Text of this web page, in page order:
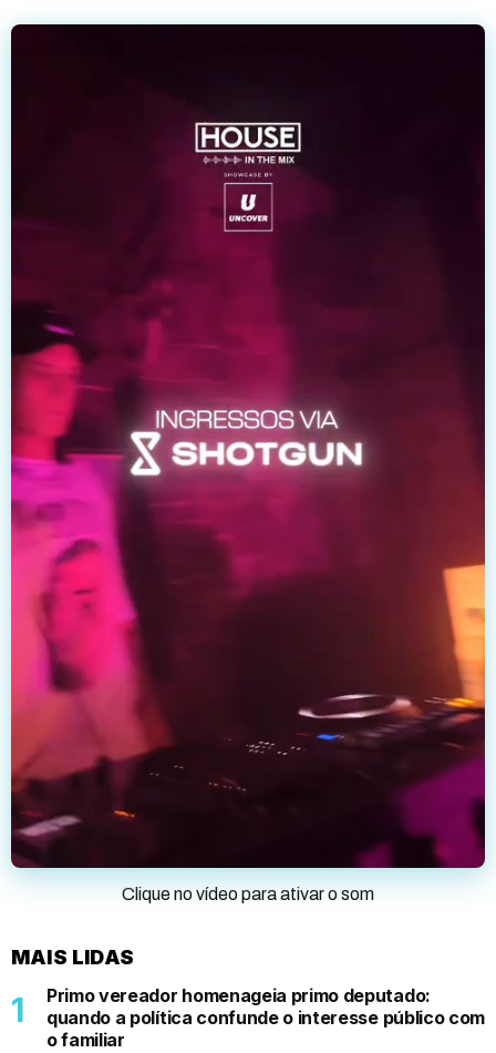
Clique no vídeo para ativar o som
MAIS LIDAS
Primo vereador homenageia primo deputado:
quando a política confunde o interesse público com
o familiar